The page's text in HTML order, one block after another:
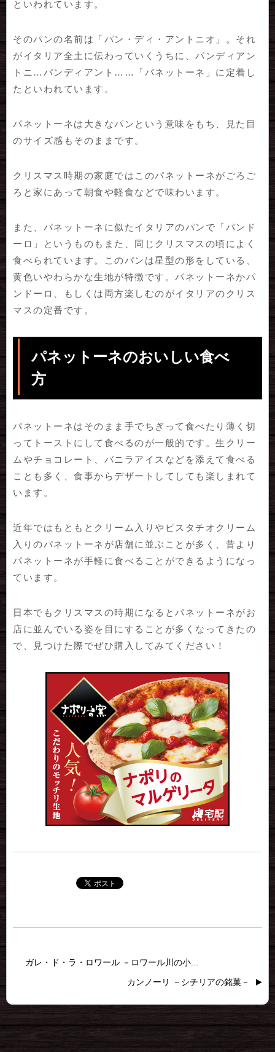
といわれています。
そのパンの名前は「パン・ディ・アントニオ」。それ
がイタリア全土に伝わっていくうちに、パンディアン
トニ…パンディアント……「パネットーネ」に定着し
たといわれています。
パネットーネは大きなパンという意味をもち、見た目
のサイズ感もそのままです。
クリスマス時期の家庭ではこのパネットーネがごろご
ろと家にあって朝食や軽食などで味わいます。
また、パネットーネに似たイタリアのパンで「パンド
ーロ」というものもまた、同じクリスマスの頃によく
食べられています。このパンは星型の形をしている、
黄色いやわらかな生地が特徴です。パネットーネかパ
ンドーロ、もしくは両方楽しむのがイタリアのクリス
マスの定番です。
パネットーネのおいしい食べ
方
パネットーネはそのまま手でちぎって食べたり薄く切
ってトーストにして食べるのが一般的です。生クリー
ムやチョコレート、バニラアイスなどを添えて食べる
ことも多く、食事からデザートしてしても楽しまれて
います。
近年ではもともとクリーム入りやピスタチオクリーム
入りのパネットーネが店舗に並ぶことが多く、昔より
パネットーネが手軽に食べることができるようになっ
ています。
日本でもクリスマスの時期になるとパネットーネがお
店に並んでいる姿を目にすることが多くなってきたの
で、見つけた際でぜひ購入してみてください！
ガレ・ド・ラ・ロワール －ロワール川の小...
カンノーリ －シチリアの銘菓－